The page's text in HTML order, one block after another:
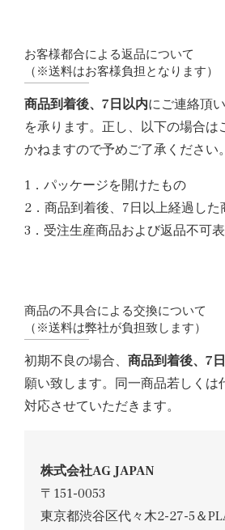
お客様都合による返品について
（※送料はお客様負担となります）
商品到着後、7日以内にご連絡頂
を承ります。正し、以下の場合は
かねますので予めご了承ください。
1．パッケージを開けたもの
2．商品到着後、7日以上経過した
3．受注生産商品および返品不可
商品の不具合による交換について
（※送料は弊社が負担致します）
初期不良の場合、 商品到着後、7
願い致します。同一商品若しくは
対応させていただきます。
株式会社AG JAPAN
〒151-0053
東京都渋谷区代々木2-27-5＆